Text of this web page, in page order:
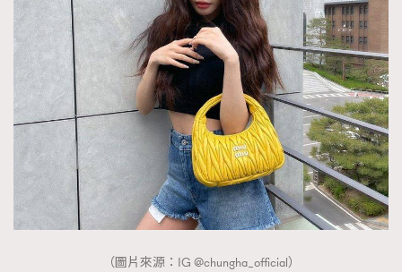
（圖片來源：IG @chungha_official）